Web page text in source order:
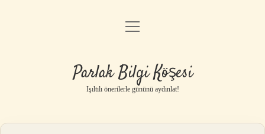
Anasayfa
Yasal Uyarı
menüyü
Parlak Bilgi Köşesi
Işıltılı önerilerle gününü aydınlat!